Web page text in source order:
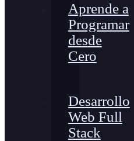
Aprende a
Programar
desde
Cero
Desarrollo
Web Full
Stack